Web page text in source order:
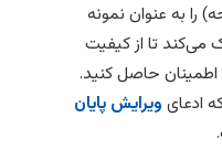
به عنوان نمونه
می‌کند تا از کیفیت
حاصل کنید.
ادعای ویرایش پایان